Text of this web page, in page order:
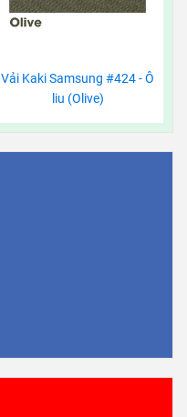
Vải Kaki Samsung #424 - Ô
liu (Olive)